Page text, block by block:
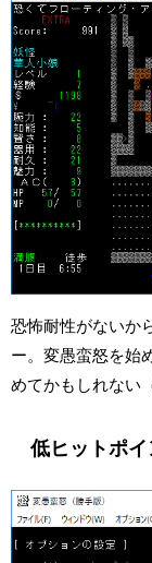
恐怖耐性がないか
ー。変愚蛮怒を始
めてかもしれない
低ヒットポ